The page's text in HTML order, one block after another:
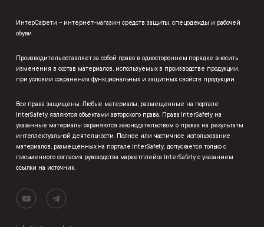
ИнтерСафети – интернет-магазин средств защиты, спецодежды и рабочей
обуви.
Производитель оставляет за собой право в одностороннем порядке вносить
изменения в состав материалов, используемых в производстве продукции,
при условии сохранения функциональных и защитных свойств продукции.
Все права защищены. Любые материалы, размещенные на портале
InterSafety являются объектами авторского права. Права InterSafety на
указанные материалы охраняются законодательством о правах на результаты
интеллектуальной деятельности. Полное или частичное использование
материалов, размещенных на портале InterSafety, допускается только с
письменного согласия руководства маркетплейса InterSafety с указанием
ссылки на источник.